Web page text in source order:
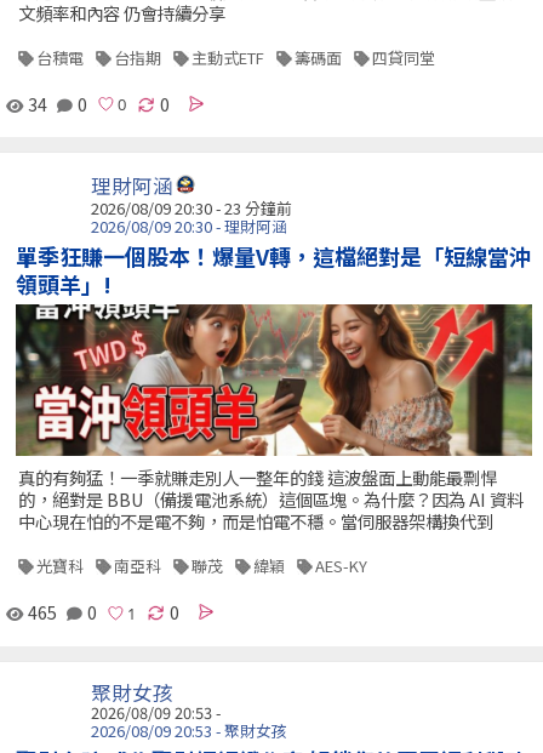
文頻率和內容 仍會持續分享
台積電 台指期 主動式ETF 籌碼面 四貸同堂
34 0 0
理財阿涵
2026/08/09 20:30 -23 分鐘前
2026/08/09 20:30 - 理財阿涵
單季狂賺一個股本！爆量V轉，這檔絕對是「短線當沖
領頭羊」!
真的有夠猛！一季就賺走別人一整年的錢 這波盤面上動能最剽悍
的，絕對是 BBU（備援電池系統）這個區塊。為什麼？因為 AI 資料
中心現在怕的不是電不夠，而是怕電不穩。當伺服器架構換代到
光寶科 南亞科 聯茂 緯穎 AES-KY
465 0 0
聚財女孩
2026/08/09 20:53 -
2026/08/09 20:53 - 聚財女孩